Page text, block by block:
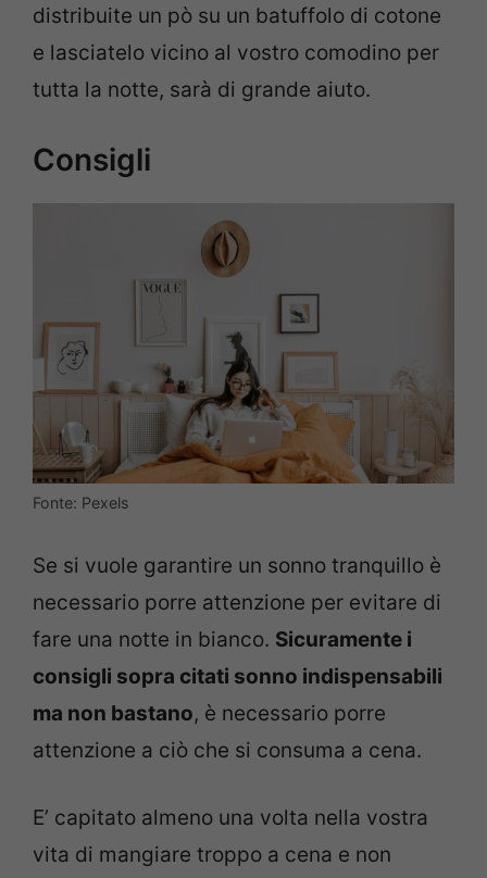
distribuite un pò su un batuffolo di cotone
e lasciatelo vicino al vostro comodino per
tutta la notte, sarà di grande aiuto.
Consigli
Fonte: Pexels
Se si vuole garantire un sonno tranquillo è
necessario porre attenzione per evitare di
fare una notte in bianco. Sicuramente i
consigli sopra citati sonno indispensabili
ma non bastano, è necessario porre
attenzione a ciò che si consuma a cena.
E’ capitato almeno una volta nella vostra
vita di mangiare troppo a cena e non